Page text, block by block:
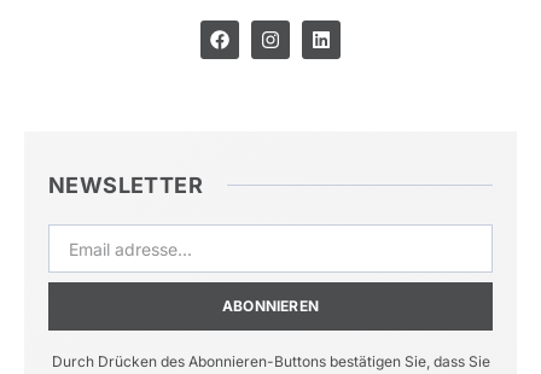
NEWSLETTER
ABONNIEREN
Durch Drücken des Abonnieren-Buttons bestätigen Sie, dass Sie